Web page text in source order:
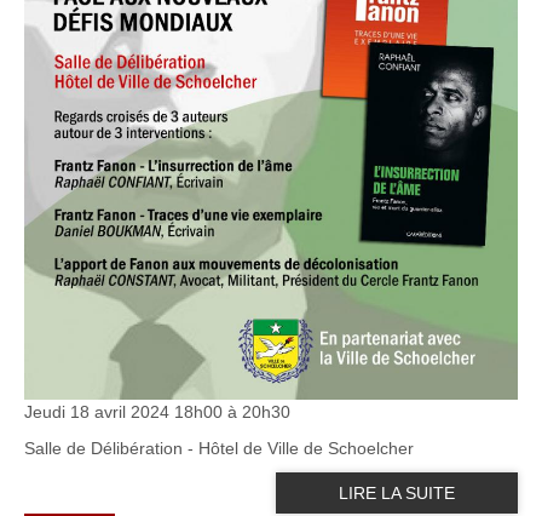
Jeudi 18 avril 2024 18h00 à 20h30
Salle de Délibération - Hôtel de Ville de Schoelcher
LIRE LA SUITE